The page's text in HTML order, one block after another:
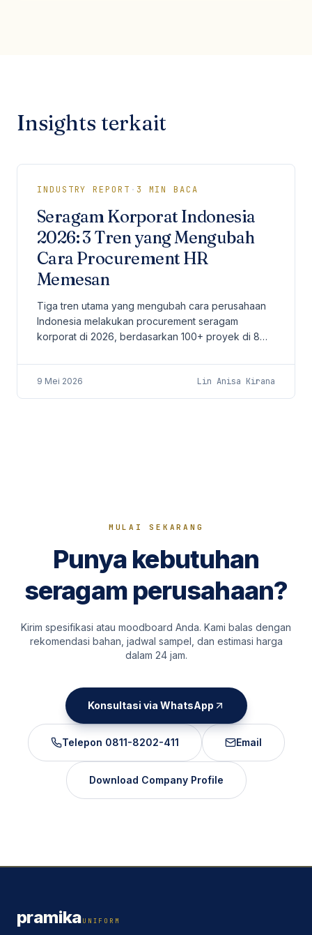
Insights terkait
INDUSTRY REPORT · 3 MIN BACA
Seragam Korporat Indonesia
2026: 3 Tren yang Mengubah
Cara Procurement HR
Memesan
Tiga tren utama yang mengubah cara perusahaan
Indonesia melakukan procurement seragam
korporat di 2026, berdasarkan 100+ proyek di 8
9 Mei 2026 Lin Anisa Kirana
MULAI SEKARANG
Punya kebutuhan
seragam perusahaan?
Kirim spesifikasi atau moodboard Anda. Kami balas dengan
rekomendasi bahan, jadwal sampel, dan estimasi harga
dalam 24 jam.
Konsultasi via WhatsApp
Telepon 0811-8202-411 Email
Download Company Profile
pramikaUNIFORM